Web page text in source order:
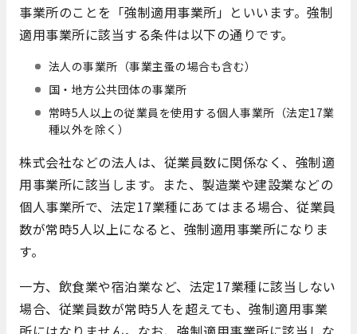
事業所のことを「強制適用事業所」といいます。強制
適用事業所に該当する条件は以下の通りです。
法人の事業所（事業主蚤の場合も含む）
国・地方公共団体の事業所
常時5人以上の従業員を使用する個人事業所（法定17業
種以外を除く）
株式会社などの法人は、従業員数に関係なく、強制適
用事業所に該当します。また、製造業や建設業などの
個人事業所で、法定17業種にあてはまる場合、従業員
数が常時5人以上になると、強制適用事業所になりま
す。
一方、飲食業や宿泊業など、法定17業種に該当しない
場合、従業員数が常時5人を超えても、強制適用事業